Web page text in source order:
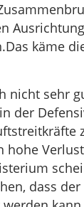
käme
nicht sehr
der
hohe
dass